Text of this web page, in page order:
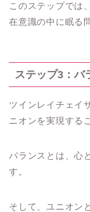
このステップでは
在意識の中に眠る
ステップ3：バ
ツインレイチェイ
ニオンを実現する
バランスとは、心
す。
そして、ユニオン